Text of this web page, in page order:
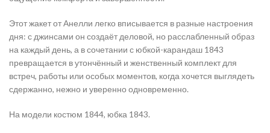
Этот жакет от Анелли легко вписывается в разные настроения
дня: с джинсами он создаёт деловой, но расслабленный образ
на каждый день, а в сочетании с юбкой-карандаш 1843
превращается в утончённый и женственный комплект для
встреч, работы или особых моментов, когда хочется выглядеть
сдержанно, нежно и уверенно одновременно.
На модели костюм 1844, юбка 1843.